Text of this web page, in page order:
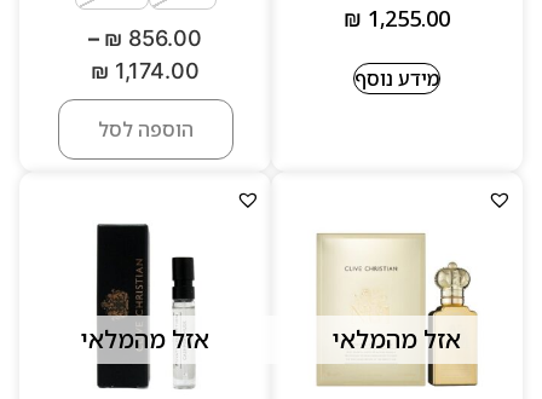
₪ 1,255.00
מידע נוסף
₪ 856.00
–
₪ 1,174.00
הוספה לסל
אזל מהמלאי אזל מהמלאי